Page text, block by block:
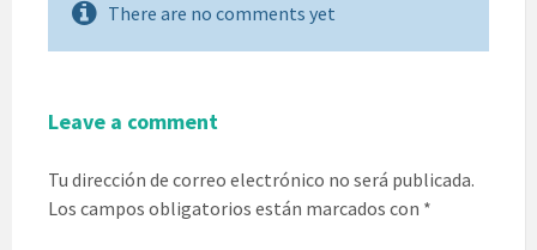
There are no comments yet
Leave a comment
Tu dirección de correo electrónico no será publicada.
Los campos obligatorios están marcados con *